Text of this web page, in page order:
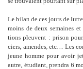
Le bilan de ces jours de
moins de deux semai­nes
tions pleu­vent : prison
ciers, amen­des, etc… Les
jeune homme pour avoir
autre, étudiant, pren­dra 6